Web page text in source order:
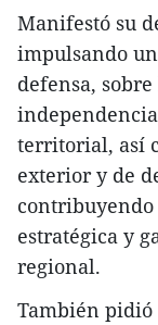
Manifestó su
impulsando
defensa,
territorial, así
exterior y de
estratégica y
regional.
También pidió